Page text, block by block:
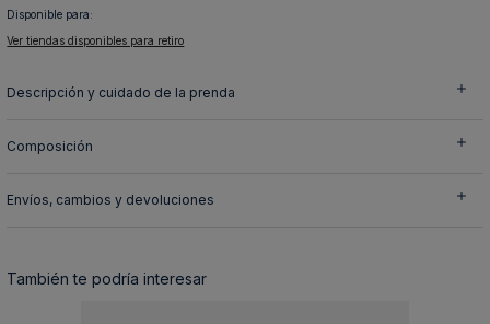
Disponible para:
Ver tiendas disponibles para retiro
Descripción y cuidado de la prenda
Composición
Envíos, cambios y devoluciones
También te podría interesar